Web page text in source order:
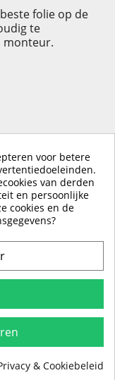
folie op de
te
monteur.
TE LATEN
voor betere
van derden
en persoonlijke
cookies en de
& Cookiebeleid